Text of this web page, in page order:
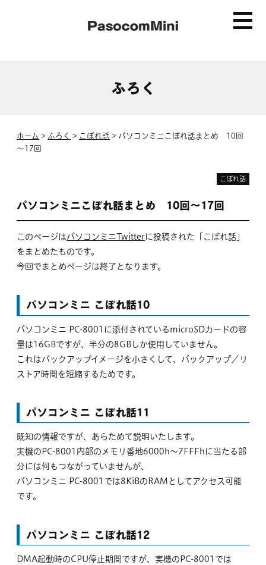
ふろく
ホーム > ふろく > こぼれ話 > パソコンミニこぼれ話まとめ 10回
～17回
こぼれ話
パソコンミニこぼれ話まとめ 10回～17回
このページはパソコンミニTwitterに投稿された「こぼれ話」
をまとめたものです。
今回でまとめページは終了となります。
パソコンミニ こぼれ話10
パソコンミニ PC-8001に添付されているmicroSDカードの容
量は16GBですが、半分の8GBしか使用していません。
これはバックアップイメージを小さくして、バックアップ／リ
ストア時間を短縮するためです。
パソコンミニ こぼれ話11
既知の情報ですが、あらためて説明いたします。
実機のPC-8001内部のメモリ番地6000h～7FFFhに当たる部
分には何もつながっていませんが、
パソコンミニ PC-8001では8KiBのRAMとしてアクセス可能
です。
パソコンミニ こぼれ話12
DMA起動時のCPU停止期間ですが、実機のPC-8001では
MZ-80C
PC-8001
MZ-80C
ふろく
サポート